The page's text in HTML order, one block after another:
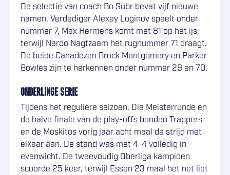
De selectie van coach Bo Subr bevat vijf nieuwe
namen. Verdediger Alexey Loginov speelt onder
nummer 7, Max Hermens komt met 81 op het ijs,
terwijl Nardo Nagtzaam het rugnummer 71 draagt.
De beide Canadezen Brock Montgomery en Parker
Bowles zijn te herkennen onder nummer 29 en 70.
ONDERLINGE SERIE
Tijdens het reguliere seizoen, Die Meisterrunde en
de halve finale van de play-offs bonden Trappers
en de Moskitos vorig jaar acht maal de strijd met
elkaar aan. De stand was met 4-4 volledig in
evenwicht. De tweevoudig Oberliga kampioen
scoorde 25 keer, terwijl Essen 23 maal het net liet